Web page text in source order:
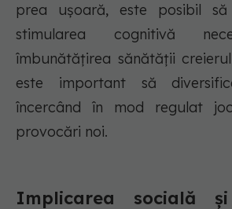
prea ușoară, este posibil
stimularea cognitivă
îmbunătățirea sănătății
este important să
încercând în mod regulat
provocări noi.
Implicarea socială